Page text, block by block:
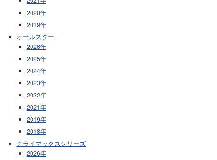
2020年
2019年
オールスター
2026年
2025年
2024年
2023年
2022年
2021年
2019年
2018年
クライマックスシリーズ
2026年